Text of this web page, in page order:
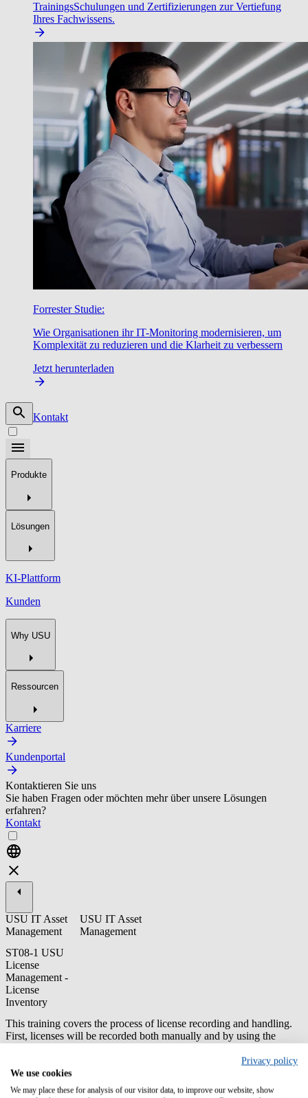
TrainingsSchulungen und Zertifizierungen zur Vertiefung
Ihres Fachwissens.
Forrester Studie:
Wie Organisationen ihr IT-Monitoring modernisieren, um
Komplexität zu reduzieren und die Klarheit zu verbessern
Jetzt herunterladen
Kontakt
Produkte
Lösungen
KI-Plattform
Kunden
Why USU
Ressourcen
Karriere
Kundenportal
Kontaktieren Sie uns
Sie haben Fragen oder möchten mehr über unsere Lösungen
erfahren?
Kontakt
USU IT Asset
Management
ST08-1 USU
License
Management -
License
Inventory
USU IT Asset
Management
This training covers the process of license recording and handling.
First, licenses will be recorded both manually and by using the
Content/Learning Objectives:
Privacy policy
We use cookies
We may place these for analysis of our visitor data, to improve our website, show